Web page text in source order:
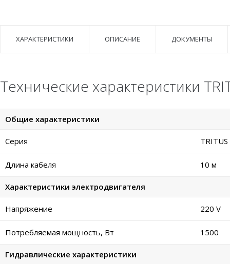
ХАРАКТЕРИСТИКИ ОПИСАНИЕ ДОКУМЕНТЫ
Технические характеристики
Общие характеристики
Серия TRITUS
Длина кабеля 10 м
Характеристики электродвигателя
Напряжение 220 V
Потребляемая мощность, Вт 1500
Гидравлические характеристики